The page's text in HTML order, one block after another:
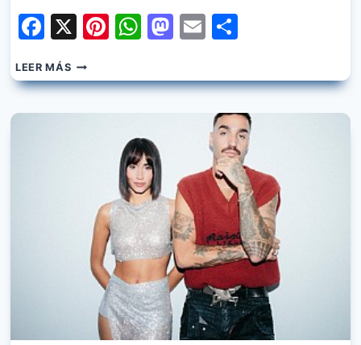
Facebook
X Pinterest
WhatsApp
Mastodon
Email
LEER MÁSRELS
B
–